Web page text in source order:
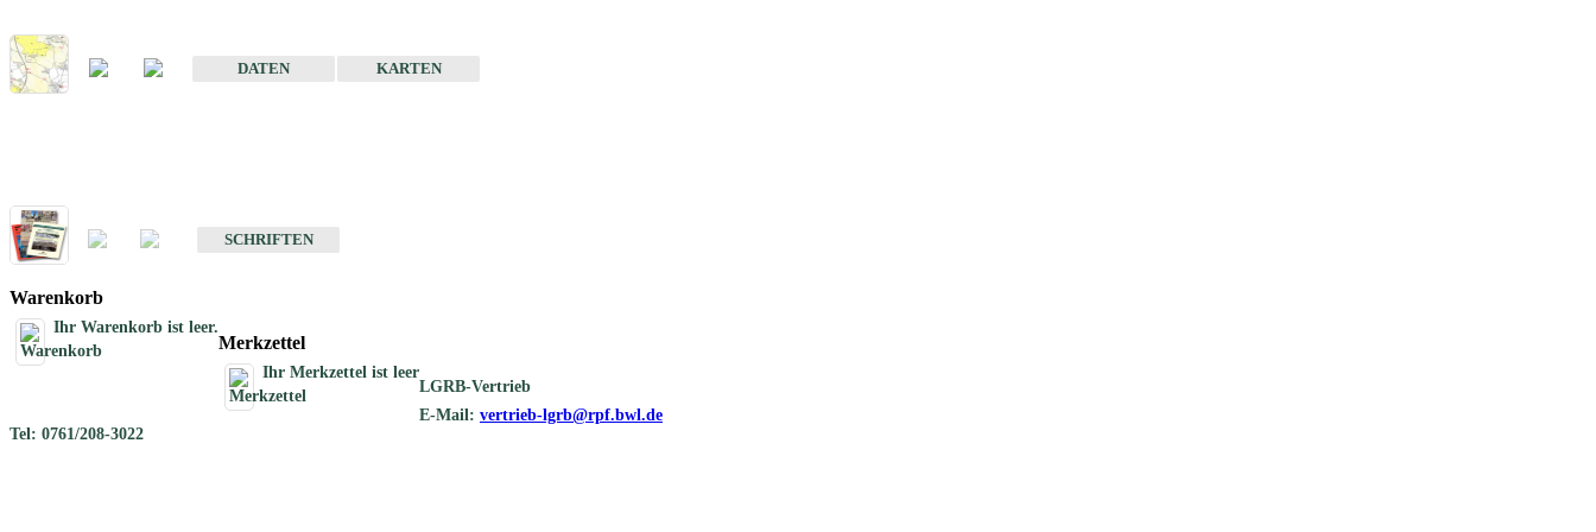
DATEN
KARTEN
SCHRIFTEN
Warenkorb
Ihr Warenkorb ist leer.
Merkzettel
Ihr Merkzettel ist leer
LGRB-Vertrieb
E-Mail: vertrieb-lgrb@rpf.bwl.de
Tel: 0761/208-3022